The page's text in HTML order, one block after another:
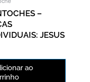
–
JESUS
ao